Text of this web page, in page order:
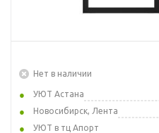
Нет в наличии
УЮТ Астана
Новосибирск, Лента
УЮТ в тц Апорт